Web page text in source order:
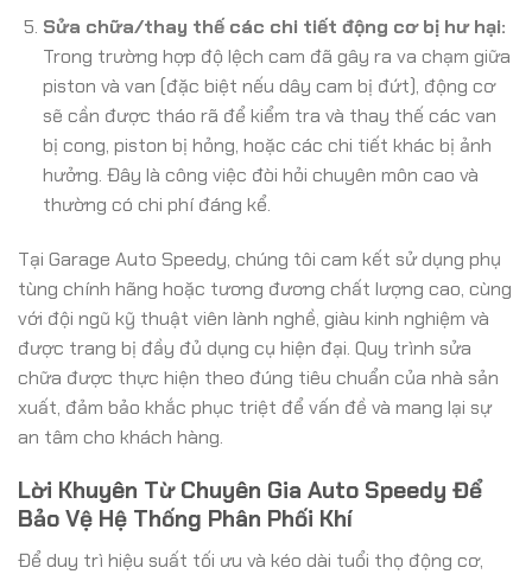
Sửa chữa/thay thế các chi tiết động cơ bị hư hại:
Trong trường hợp độ lệch cam đã gây ra va chạm giữa
piston và van (đặc biệt nếu dây cam bị đứt), động cơ
sẽ cần được tháo rã để kiểm tra và thay thế các van
bị cong, piston bị hỏng, hoặc các chi tiết khác bị ảnh
hưởng. Đây là công việc đòi hỏi chuyên môn cao và
thường có chi phí đáng kể.
Tại Garage Auto Speedy, chúng tôi cam kết sử dụng phụ
tùng chính hãng hoặc tương đương chất lượng cao, cùng
với đội ngũ kỹ thuật viên lành nghề, giàu kinh nghiệm và
được trang bị đầy đủ dụng cụ hiện đại. Quy trình sửa
chữa được thực hiện theo đúng tiêu chuẩn của nhà sản
xuất, đảm bảo khắc phục triệt để vấn đề và mang lại sự
an tâm cho khách hàng.
Lời Khuyên Từ Chuyên Gia Auto Speedy Để
Bảo Vệ Hệ Thống Phân Phối Khí
Để duy trì hiệu suất tối ưu và kéo dài tuổi thọ động cơ,